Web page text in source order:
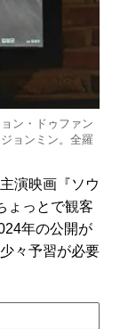
ン・ドゥファン
ョンミン。全羅
演映画『ソウ
ょっとで観客
年の公開が
々予習が必要